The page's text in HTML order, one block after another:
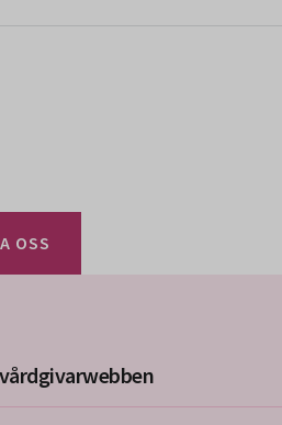
OSS